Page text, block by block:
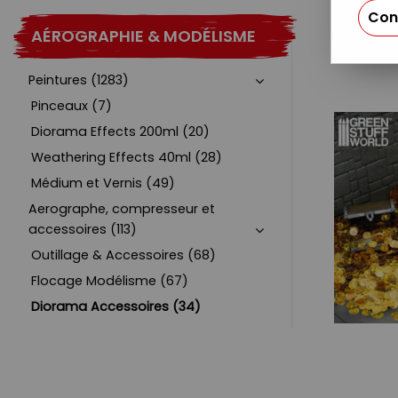
AÉROGRAPHIE & MODÉLISME
Peintures (1283)
Pinceaux (7)
Diorama Effects 200ml (20)
Weathering Effects 40ml (28)
Médium et Vernis (49)
Aerographe, compresseur et
accessoires (113)
Outillage & Accessoires (68)
Flocage Modélisme (67)
Diorama Accessoires (34)